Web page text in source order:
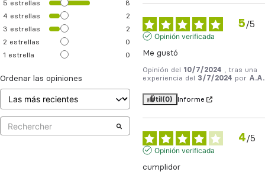
5 estrellas
8
4 estrellas
2
3 estrellas
2
2 estrellas
0
1 estrella 0
Ordenar las opiniones
5/5
Opinión verificada
Me gustó
Opinión del 10/7/2024
, tras una
experiencia del
3/7/2024 por A.A.
Útil(0) Informe
4/5
Opinión verificada
cumplidor